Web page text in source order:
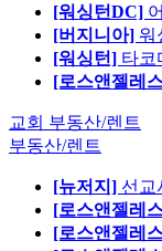
[워싱턴DC]
[버지니아] 워
[워싱턴] 타코
[로스앤젤레
교회 부동산/렌트
부동산/렌트
[뉴저지] 선교
[로스앤젤레
[로스앤젤레